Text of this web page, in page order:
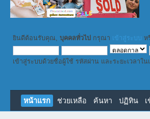
ยินดีต้อนรับคุณ, บุคคลทั่วไป กรุณา เข้าสู่ระบบ ห
เข้าสู่ระบบด้วยชื่อผู้ใช้ รหัสผ่าน และระยะเวลาใ
หน้าแรก ช่วยเหลือ ค้นหา ปฏิทิน